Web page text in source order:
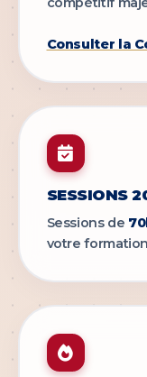
Consulter la
SESSIONS
Sessions de
votre